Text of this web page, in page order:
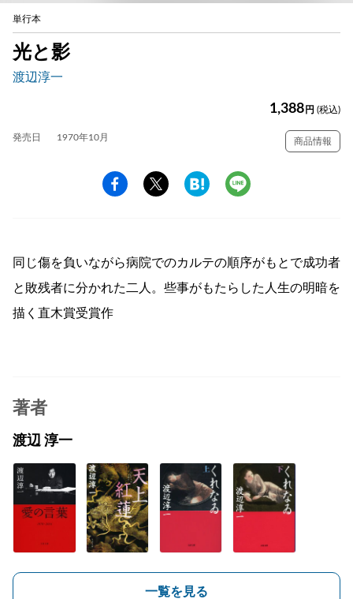
単行本
光と影
渡辺淳一
1,388 円 (税込)
発売日 1970年10月 商品情報
同じ傷を負いながら病院でのカルテの順序がもとで成功者
と敗残者に分かれた二人。些事がもたらした人生の明暗を
描く直木賞受賞作
著者
渡辺 淳一
一覧を見る